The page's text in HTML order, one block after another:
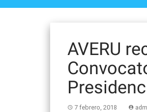
AVERU
7 febrero, 2018